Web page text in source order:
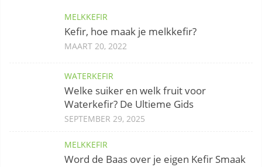
MELKKEFIR
Kefir, hoe maak je melkkefir?
MAART 20, 2022
WATERKEFIR
Welke suiker en welk fruit voor
Waterkefir? De Ultieme Gids
SEPTEMBER 29, 2025
MELKKEFIR
Word de Baas over je eigen Kefir Smaak